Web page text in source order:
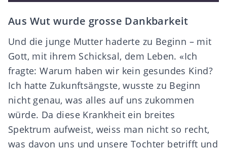
Aus Wut wurde grosse Dankbarkeit
Und die junge Mutter haderte zu Beginn – mit
Gott, mit ihrem Schicksal, dem Leben. «Ich
fragte: Warum haben wir kein gesundes Kind?
Ich hatte Zukunftsängste, wusste zu Beginn
nicht genau, was alles auf uns zukommen
würde. Da diese Krankheit ein breites
Spektrum aufweist, weiss man nicht so recht,
was davon uns und unsere Tochter betrifft und